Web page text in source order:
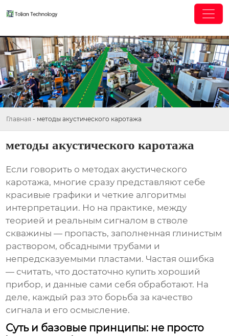
Главная - методы акустического каротажа
методы акустического каротажа
Если говорить о методах акустического
каротажа, многие сразу представляют себе
красивые графики и четкие алгоритмы
интерпретации. Но на практике, между
теорией и реальным сигналом в стволе
скважины — пропасть, заполненная глинистым
раствором, обсадными трубами и
непредсказуемыми пластами. Частая ошибка
— считать, что достаточно купить хороший
прибор, и данные сами себя обработают. На
деле, каждый раз это борьба за качество
сигнала и его осмысление.
Суть и базовые принципы: не просто